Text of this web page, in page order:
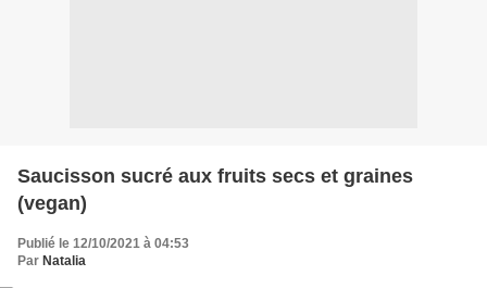
Saucisson sucré aux fruits secs et graines
(vegan)
Publié le 12/10/2021 à 04:53
Par Natalia